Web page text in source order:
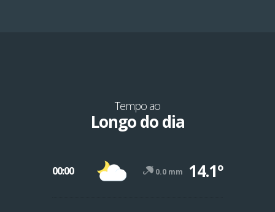
Tempo ao
Longo do dia
00:00 0.0 mm 14.1º